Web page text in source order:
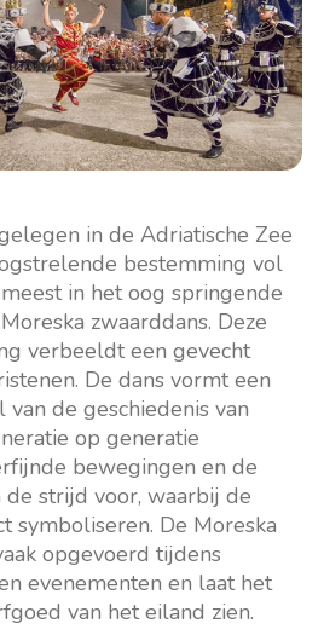
in de Adriatische Zee
bestemming vol
in het oog springende
zwaarddans. Deze
verbeeldt een gevecht
De dans vormt een
de geschiedenis van
op generatie
bewegingen en de
strijd voor, waarbij de
symboliseren. De Moreska
opgevoerd tijdens
evenementen en laat het
van het eiland zien.